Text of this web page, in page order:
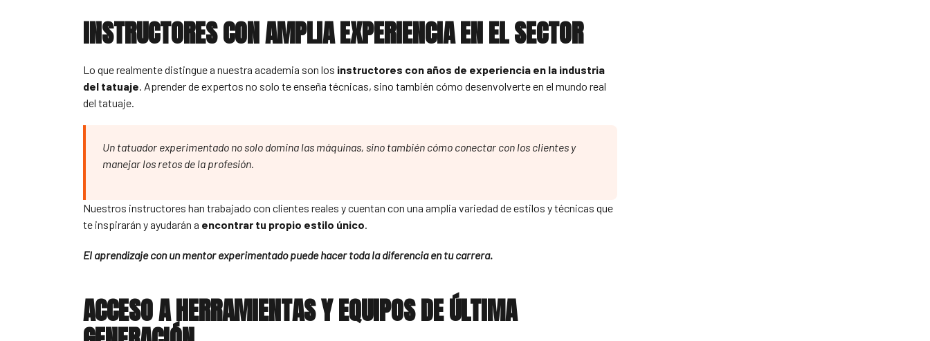
INSTRUCTORES CON AMPLIA EXPERIENCIA EN EL SECTOR
Lo que realmente distingue a nuestra academia son los instructores con años de experiencia en la industria
del tatuaje. Aprender de expertos no solo te enseña técnicas, sino también cómo desenvolverte en el mundo real
del tatuaje.
Un tatuador experimentado no solo domina las máquinas, sino también cómo conectar con los clientes y
manejar los retos de la profesión.
Nuestros instructores han trabajado con clientes reales y cuentan con una amplia variedad de estilos y técnicas que
te inspirarán y ayudarán a encontrar tu propio estilo único.
El aprendizaje con un mentor experimentado puede hacer toda la diferencia en tu carrera.
ACCESO A HERRAMIENTAS Y EQUIPOS DE ÚLTIMA